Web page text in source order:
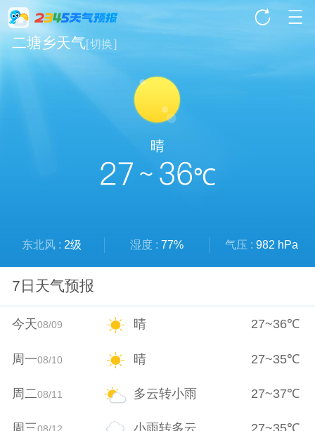
二塘乡天气[切换]
晴
27 ~ 36℃
东北风 : 2级 湿度 : 77% 气压 : 982 hPa
7日天气预报
今天08/09 晴 27~36℃
周一08/10 晴 27~35℃
周二08/11 多云转小雨 27~37℃